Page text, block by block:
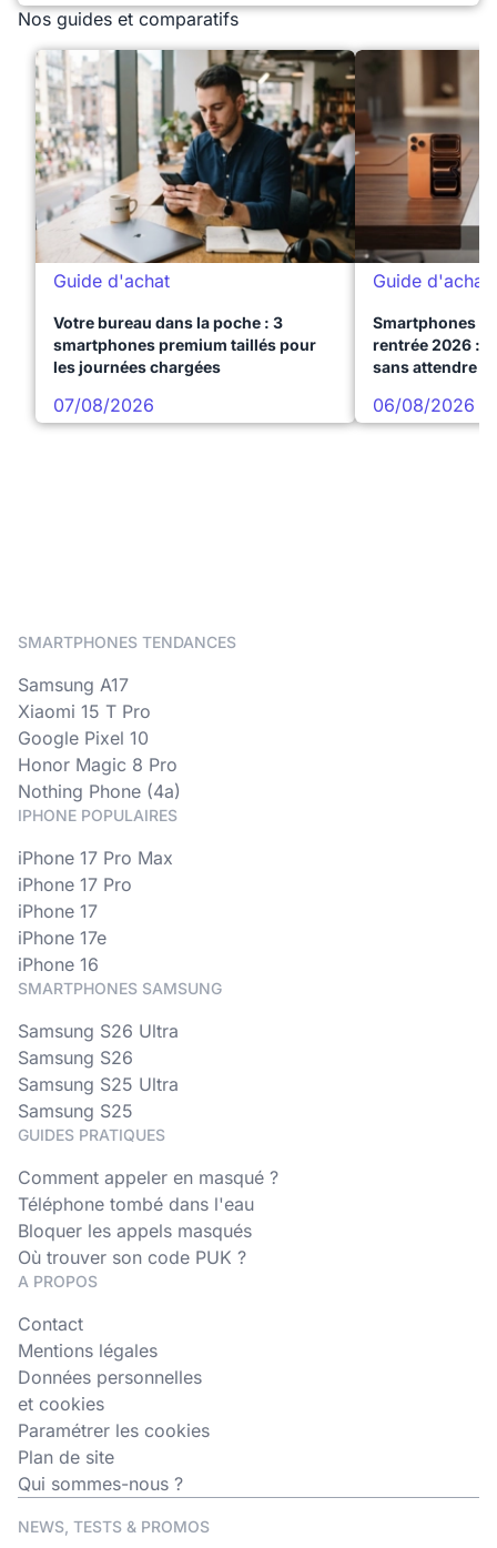
Nos guides et comparatifs
Guide d'achat
Votre bureau dans la poche : 3
smartphones premium taillés pour
les journées chargées
07/08/2026
Guide d'achat
Smartphones
rentrée 2026 :
sans attendre
06/08/2026
SMARTPHONES TENDANCES
Samsung A17
Xiaomi 15 T Pro
Google Pixel 10
Honor Magic 8 Pro
Nothing Phone (4a)
IPHONE POPULAIRES
iPhone 17 Pro Max
iPhone 17 Pro
iPhone 17
iPhone 17e
iPhone 16
SMARTPHONES SAMSUNG
Samsung S26 Ultra
Samsung S26
Samsung S25 Ultra
Samsung S25
GUIDES PRATIQUES
Comment appeler en masqué ?
Téléphone tombé dans l'eau
Bloquer les appels masqués
Où trouver son code PUK ?
A PROPOS
Contact
Mentions légales
Données personnelles
et cookies
Paramétrer les cookies
Plan de site
Qui sommes-nous ?
NEWS, TESTS & PROMOS